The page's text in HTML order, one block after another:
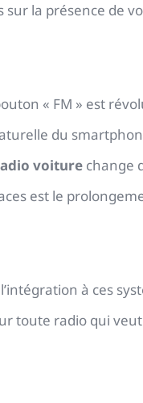
la présence de
« FM » est
du
voiturechange
est le
à ces
toute radio qui